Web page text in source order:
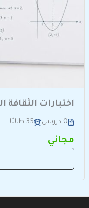
اختبارات الثقافة
0 دروس 35 طالبًا
مجاني